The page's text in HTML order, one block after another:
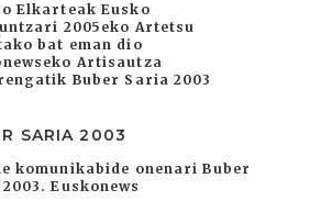
Elkarteak Eusko
2005eko Artetsu
bat eman dio
Artisautza
Buber Saria 2003
SARIA 2003
komunikabide onenari Buber
Euskonews